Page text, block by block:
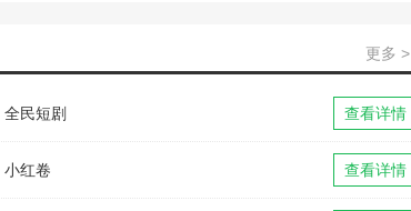
更多 >
全民短剧 查看详情
小红卷 查看详情